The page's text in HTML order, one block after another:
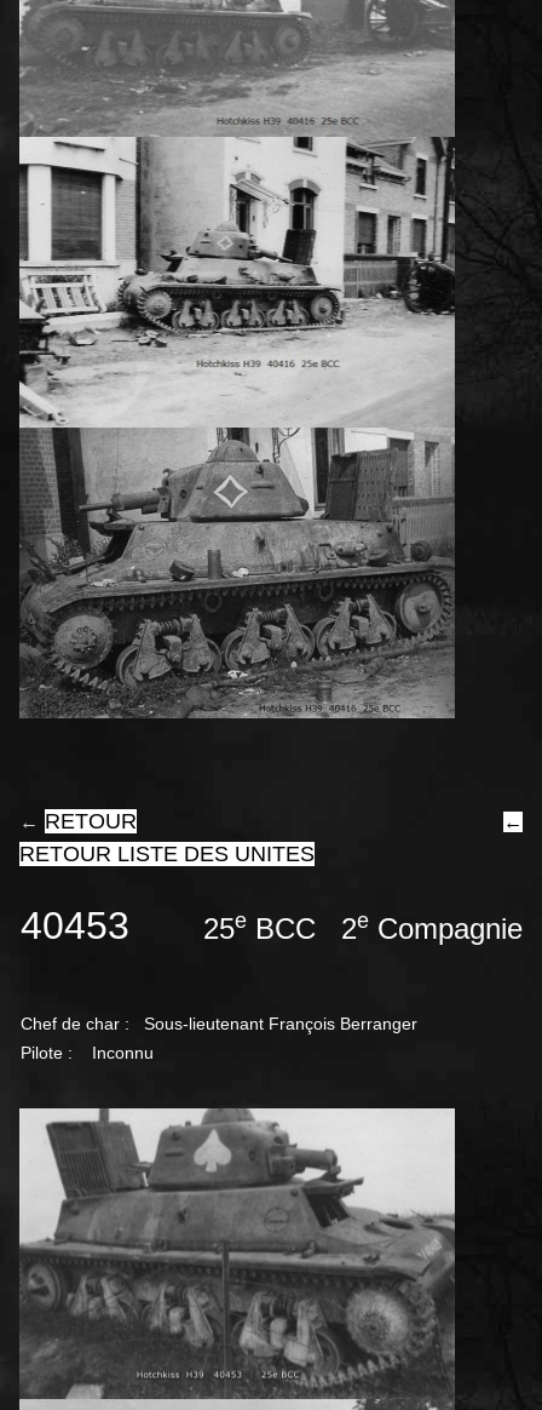
← RETOUR ←
RETOUR LISTE DES UNITES
40453 25e BCC 2e Compagnie
Chef de char :
Sous-lieutenant François Berranger
Pilote : Inconnu